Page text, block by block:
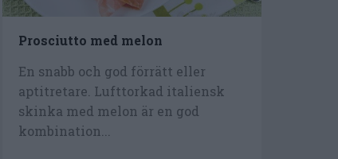
Prosciutto med melon
En snabb och god förrätt eller
aptitretare. Lufttorkad italiensk
skinka med melon är en god
kombination...